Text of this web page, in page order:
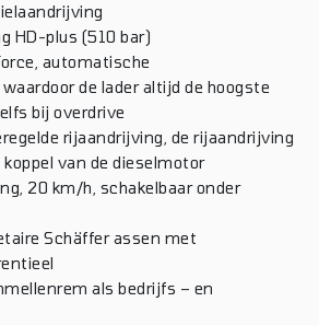
HD-plus (510 bar)
automatische
de lader altijd de hoogste
bij overdrive
rijaandrijving, de rijaandrijving
van de dieselmotor
20 km/h, schakelbaar onder
Schäffer assen met
als bedrijfs – en